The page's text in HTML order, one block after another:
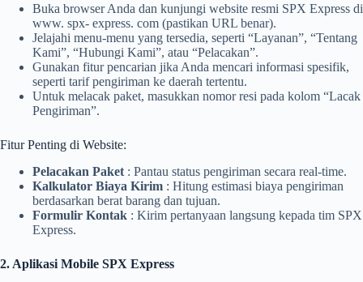
Buka browser Anda dan kunjungi website resmi SPX Express di
www. spx- express. com (pastikan URL benar).
Jelajahi menu-menu yang tersedia, seperti “Layanan”, “Tentang
Kami”, “Hubungi Kami”, atau “Pelacakan”.
Gunakan fitur pencarian jika Anda mencari informasi spesifik,
seperti tarif pengiriman ke daerah tertentu.
Untuk melacak paket, masukkan nomor resi pada kolom “Lacak
Pengiriman”.
Fitur Penting di Website:
Pelacakan Paket : Pantau status pengiriman secara real-time.
Kalkulator Biaya Kirim : Hitung estimasi biaya pengiriman
berdasarkan berat barang dan tujuan.
Formulir Kontak : Kirim pertanyaan langsung kepada tim SPX
Express.
2. Aplikasi Mobile SPX Express